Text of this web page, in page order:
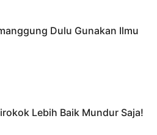
Dulu Gunakan Ilmu
Lebih Baik Mundur Saja!